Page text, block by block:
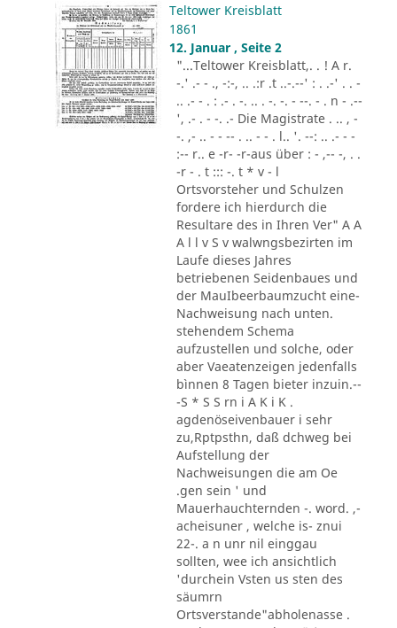
Teltower Kreisblatt
1861
12. Januar , Seite 2
"...Teltower Kreisblatt,. . ! A r.
-.' .- - ., -:-, .. .:r .t ..-.--' : . .-' . . -
.. .- - . : .- . -. .. . -. -. - --. - . n - .--
', .- . - -. .- Die Magistrate . .. , -
-. ,- .. - - -- . .. - - . l.. '. --: .. .- - -
:-- r.. e -r- -r-aus über : - ,-- -, . .
-r - . t ::: -. t * v - l
Ortsvorsteher und Schulzen
fordere ich hierdurch die
Resultare des in Ihren Ver" A A
A l l v S v walwngsbezirten im
Laufe dieses Jahres
betriebenen Seidenbaues und
der MauIbeerbaumzucht eine-
Nachweisung nach unten.
stehendem Schema
aufzustellen und solche, oder
aber Vaeatenzeigen jedenfalls
bìnnen 8 Tagen bieter inzuin.--
-S * S S rn i A K i K .
agdenöseivenbauer i sehr
zu,Rptpsthn, daß dchweg bei
Aufstellung der
Nachweisungen die am Oe
.gen sein ' und
Mauerhauchternden -. word. ,-
acheisuner , welche is- znui
22-. a n unr nil einggau
sollten, wee ich ansichtlich
'durchein Vsten us sten des
säumrn
Ortsverstande"abholenasse .